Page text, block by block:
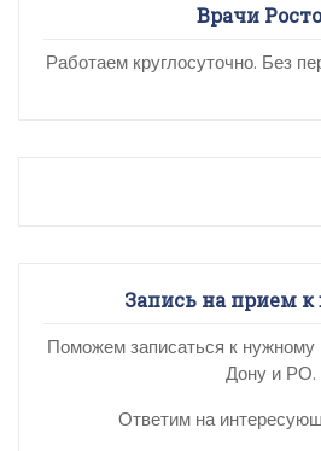
Врачи
Работаем круглосуточно. Без
Запись на прием
Поможем записаться к
Дону и РО.
Ответим на